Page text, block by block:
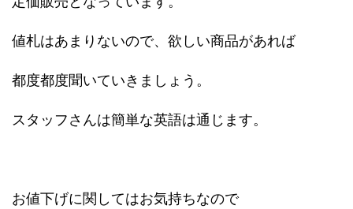
値札はあまりないので、欲しい商品があれば
都度都度聞いていきましょう。
スタッフさんは簡単な英語は通じます。
お値下げに関してはお気持ちなので